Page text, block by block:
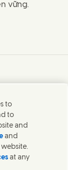
vững.
hoặc tìm các
to
to
and
and
at any